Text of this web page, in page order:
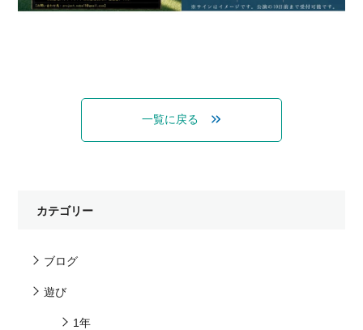
一覧に戻る
カテゴリー
ブログ
遊び
1年